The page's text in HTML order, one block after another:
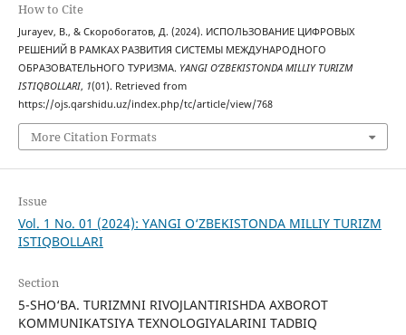
How to Cite
Jurayev, B., & Скоробогатов, Д. (2024). ИСПОЛЬЗОВАНИЕ ЦИФРОВЫХ
РЕШЕНИЙ В РАМКАХ РАЗВИТИЯ СИСТЕМЫ МЕЖДУНАРОДНОГО
ОБРАЗОВАТЕЛЬНОГО ТУРИЗМА. YANGI O‘ZBEKISTONDA MILLIY TURIZM
ISTIQBOLLARI, 1(01). Retrieved from
https://ojs.qarshidu.uz/index.php/tc/article/view/768
More Citation Formats
Issue
Vol. 1 No. 01 (2024): YANGI O‘ZBEKISTONDA MILLIY TURIZM
ISTIQBOLLARI
Section
5-SHO‘BA. TURIZMNI RIVOJLANTIRISHDA AXBOROT
KOMMUNIKATSIYA TEXNOLOGIYALARINI TADBIQ